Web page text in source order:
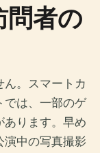
問者の
。スマートカ
では、一部のゲ
あります。早め
演中の写真撮影